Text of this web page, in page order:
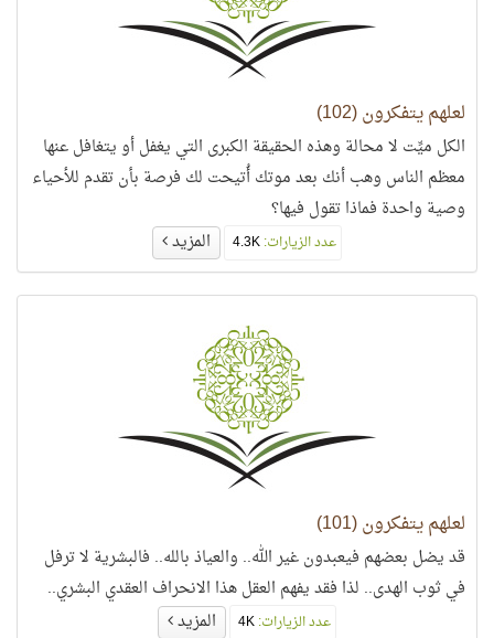
لعلهم يتفكرون (102)
الكل ميِّت لا محالة وهذه الحقيقة الكبرى التي يغفل أو يتغافل عنها
معظم الناس وهب أنك بعد موتك أُتيحت لك فرصة بأن تقدم للأحياء
وصية واحدة فماذا تقول فيها؟
عدد الزيارات: المزيد
لعلهم يتفكرون (101)
قد يضل بعضهم فيعبدون غير الله.. والعياذ بالله.. فالبشرية لا ترفل
في ثوب الهدى.. لذا فقد يفهم العقل هذا الانحراف العقدي البشري..
عدد الزيارات: المزيد